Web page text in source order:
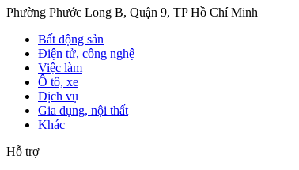
Phường Phước Long B, Quận 9, TP Hồ Chí Minh
Bất động sản
Điện tử, công nghệ
Việc làm
Ô tô, xe
Dịch vụ
Gia dụng, nội thất
Khác
Hỗ trợ